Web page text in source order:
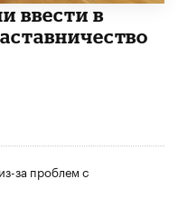
ввести в
за проблем с